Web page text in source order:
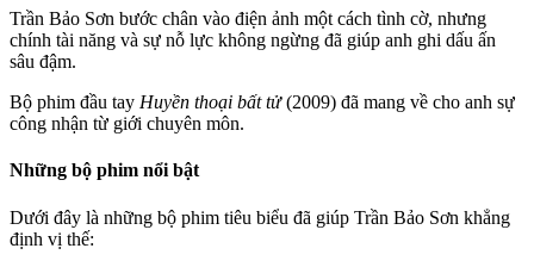
Trần Bảo Sơn bước chân vào điện ảnh một cách tình cờ, nhưng
chính tài năng và sự nỗ lực không ngừng đã giúp anh ghi dấu ấn
sâu đậm.
Bộ phim đầu tay Huyền thoại bất tử(2009) đã mang về cho anh sự
công nhận từ giới chuyên môn.
Những bộ phim nổi bật
Dưới đây là những bộ phim tiêu biểu đã giúp Trần Bảo Sơn khẳng
định vị thế: